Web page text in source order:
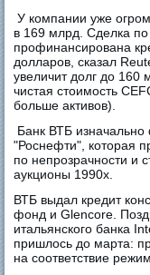
У компании уже
в 169 млрд. Сделка
профинансирована
долларов, сказал
увеличит долг до 160
чистая стоимость
больше активов).
Банк ВТБ
"Роснефти", которая
по непрозрачности и
аукционы 1990х.
ВТБ выдал кредит
фонд и Glencore.
итальянского банка
пришлось до марта:
на соответствие